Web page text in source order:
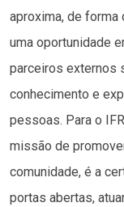
aproxima, de forma
uma oportunidade
parceiros externos
conhecimento e
pessoas. Para o
missão de
comunidade, é a
portas abertas,